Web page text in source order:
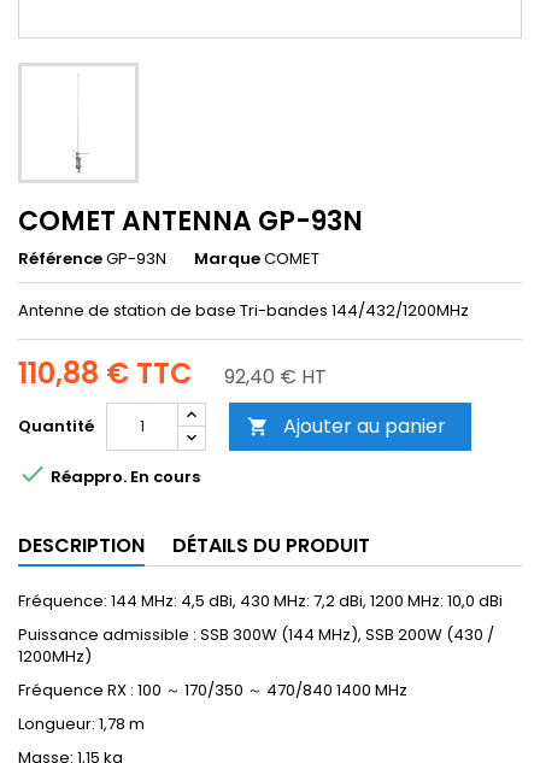
COMET ANTENNA GP-93N
RéférenceGP-93N MarqueCOMET
Antenne de station de base Tri-bandes 144/432/1200MHz
110,88 € TTC 92,40 € HT
Quantité  Ajouter au panier
 Réappro. En cours
DESCRIPTION DÉTAILS DU PRODUIT
Fréquence: 144 MHz: 4,5 dBi, 430 MHz: 7,2 dBi, 1200 MHz: 10,0 dBi
Puissance admissible : SSB 300W (144 MHz), SSB 200W (430 /
1200MHz)
Fréquence RX : 100 ～ 170/350 ～ 470/840 1400 MHz
Longueur: 1,78 m
Masse: 1,15 kg